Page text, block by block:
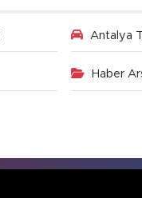
Antalya
Haber